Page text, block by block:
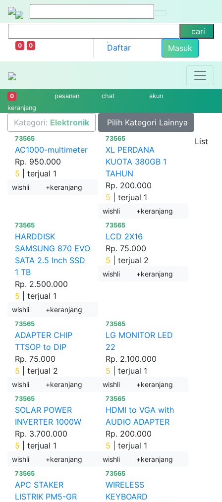
cari
0 0 Daftar Masuk
0
keranjang
pesanan chat akun
Kategori: Elektronik
Pilih Kategori Lainnya
List
73565
AC1000-multimeter
Rp. 950.000
5
terjual 1
wishlist +keranjang
73565
XL PERDANA
KUOTA 380GB 1
TAHUN
Rp. 200.000
5
terjual 1
wishlist +keranjang
73565
HARDDISK
SAMSUNG 870 EVO
SATA 2.5 Inch SSD
1 TB
Rp. 2.500.000
5
terjual 1
wishlist +keranjang
73565
LCD 2X16
Rp. 75.000
5
terjual 2
wishlist +keranjang
73565
ADAPTER CHIP
TTSOP to DIP
Rp. 75.000
5
terjual 2
wishlist +keranjang
73565
LG MONITOR LED
22
Rp. 2.100.000
5
terjual 1
wishlist +keranjang
73565
SOLAR POWER
INVERTER 1000W
Rp. 3.700.000
5
terjual 1
wishlist +keranjang
73565
HDMI to VGA with
AUDIO ADAPTER
Rp. 200.000
5
terjual 1
wishlist +keranjang
73565
APC STAKER
LISTRIK PM5-GR
73565
WIRELESS
KEYBOARD